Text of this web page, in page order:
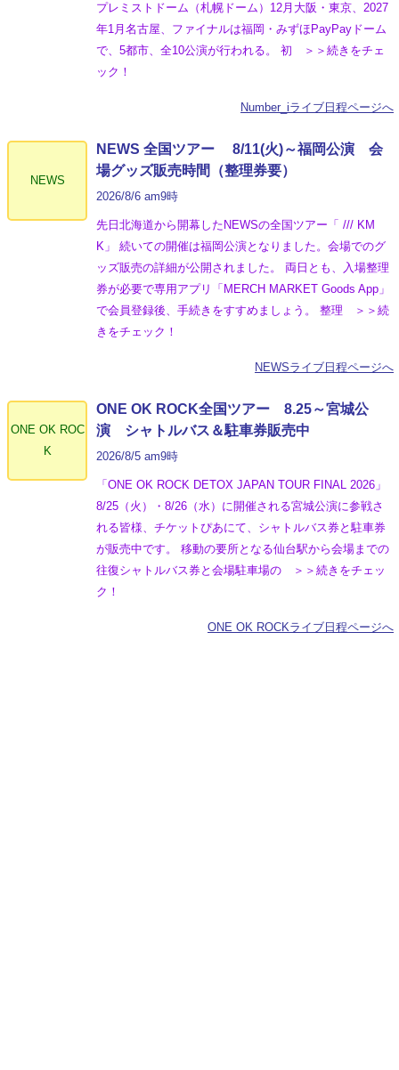
プレミストドーム（札幌ドーム）12月大阪・東京、2027
年1月名古屋、ファイナルは福岡・みずほPayPayドーム
で、5都市、全10公演が行われる。 初 ＞＞続きをチェ
ック！
Number_iライブ日程ページへ
NEWS
NEWS 全国ツアー 8/11(火)～福岡公演 会
場グッズ販売時間（整理券要）
2026/8/6 am9時
先日北海道から開幕したNEWSの全国ツアー「 /// KM
K」 続いての開催は福岡公演となりました。会場でのグ
ッズ販売の詳細が公開されました。 両日とも、入場整理
券が必要で専用アプリ「MERCH MARKET Goods App」
で会員登録後、手続きをすすめましょう。 整理 ＞＞続
きをチェック！
NEWSライブ日程ページへ
ONE OK ROC
K
ONE OK ROCK全国ツアー 8.25～宮城公
演 シャトルバス＆駐車券販売中
2026/8/5 am9時
「ONE OK ROCK DETOX JAPAN TOUR FINAL 2026」
8/25（火）・8/26（水）に開催される宮城公演に参戦さ
れる皆様、チケットぴあにて、シャトルバス券と駐車券
が販売中です。 移動の要所となる仙台駅から会場までの
往復シャトルバス券と会場駐車場の ＞＞続きをチェッ
ク！
ONE OK ROCKライブ日程ページへ